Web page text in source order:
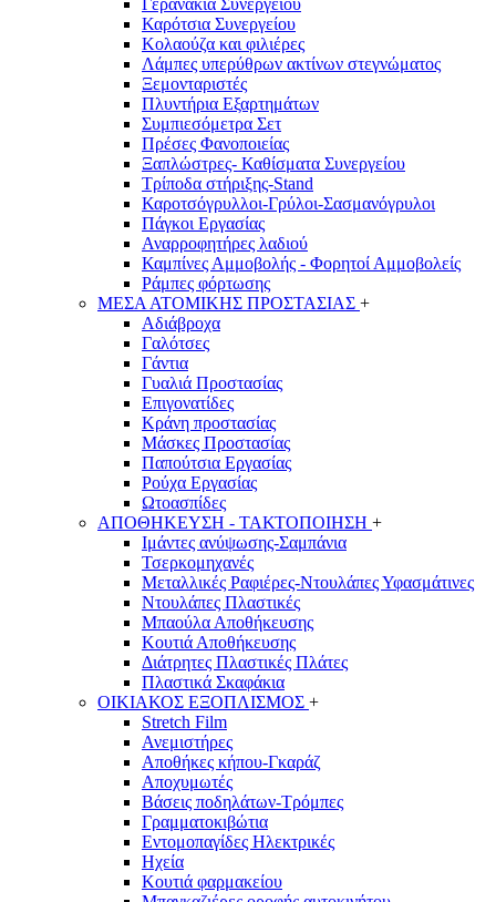
Γερανάκια Συνεργείου
Καρότσια Συνεργείου
Κολαούζα και φιλιέρες
Λάμπες υπερύθρων ακτίνων στεγνώματος
Ξεμονταριστές
Πλυντήρια Εξαρτημάτων
Συμπιεσόμετρα Σετ
Πρέσες Φανοποιείας
Ξαπλώστρες- Καθίσματα Συνεργείου
Τρίποδα στήριξης-Stand
Καροτσόγρυλλοι-Γρύλοι-Σασμανόγρυλοι
Πάγκοι Εργασίας
Αναρροφητήρες λαδιού
Καμπίνες Αμμοβολής - Φορητοί Αμμοβολείς
Ράμπες φόρτωσης
ΜΕΣΑ ΑΤΟΜΙΚΗΣ ΠΡΟΣΤΑΣΙΑΣ +
Αδιάβροχα
Γαλότσες
Γάντια
Γυαλιά Προστασίας
Επιγονατίδες
Κράνη προστασίας
Μάσκες Προστασίας
Παπούτσια Εργασίας
Ρούχα Εργασίας
Ωτοασπίδες
ΑΠΟΘΗΚΕΥΣΗ - ΤΑΚΤΟΠΟΙΗΣΗ +
Ιμάντες ανύψωσης-Σαμπάνια
Τσερκομηχανές
Μεταλλικές Ραφιέρες-Ντουλάπες Υφασμάτινες
Ντουλάπες Πλαστικές
Μπαούλα Αποθήκευσης
Κουτιά Αποθήκευσης
Διάτρητες Πλαστικές Πλάτες
Πλαστικά Σκαφάκια
ΟΙΚΙΑΚΟΣ ΕΞΟΠΛΙΣΜΟΣ +
Stretch Film
Ανεμιστήρες
Αποθήκες κήπου-Γκαράζ
Αποχυμωτές
Βάσεις ποδηλάτων-Τρόμπες
Γραμματοκιβώτια
Εντομοπαγίδες Ηλεκτρικές
Ηχεία
Κουτιά φαρμακείου